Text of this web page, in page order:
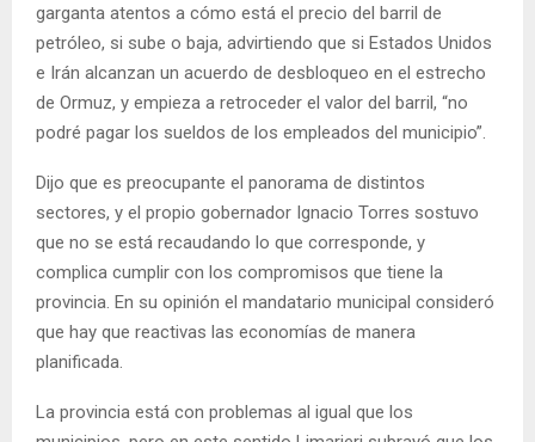
garganta atentos a cómo está el precio del barril de
petróleo, si sube o baja, advirtiendo que si Estados Unidos
e Irán alcanzan un acuerdo de desbloqueo en el estrecho
de Ormuz, y empieza a retroceder el valor del barril, “no
podré pagar los sueldos de los empleados del municipio”.
Dijo que es preocupante el panorama de distintos
sectores, y el propio gobernador Ignacio Torres sostuvo
que no se está recaudando lo que corresponde, y
complica cumplir con los compromisos que tiene la
provincia. En su opinión el mandatario municipal consideró
que hay que reactivas las economías de manera
planificada.
La provincia está con problemas al igual que los